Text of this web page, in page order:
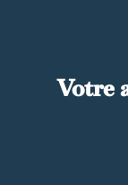
Votre